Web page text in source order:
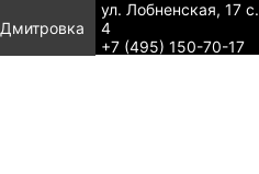
Дмитровка
ул. Лобненская, 17 с.
4
+7 (495) 150-70-17